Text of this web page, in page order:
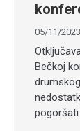
05/11/2023
Bečkoj
pogoršati